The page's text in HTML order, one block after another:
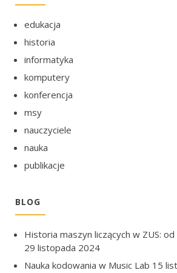
edukacja
historia
informatyka
komputery
konferencja
msy
nauczyciele
nauka
publikacje
BLOG
Historia maszyn liczących w ZUS:
29 listopada 2024
Nauka kodowania w Music Lab 15